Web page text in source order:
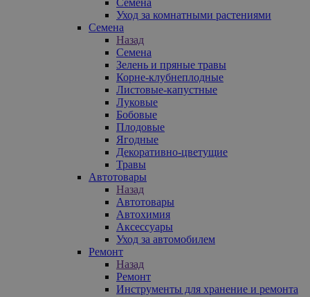
Уход за комнатными растениями
Семена
Назад
Семена
Зелень и пряные травы
Корне-клубнеплодные
Листовые-капустные
Луковые
Бобовые
Плодовые
Ягодные
Декоративно-цветущие
Травы
Автотовары
Назад
Автотовары
Автохимия
Аксессуары
Уход за автомобилем
Ремонт
Назад
Ремонт
Инструменты для хранение и ремонта